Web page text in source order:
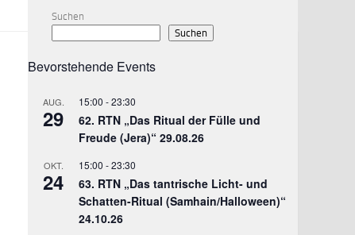
Suchen
Suchen
Bevorstehende Events
AUG.
29
15:00 -23:30
62. RTN „Das Ritual der Fülle und
Freude (Jera)“ 29.08.26
OKT.
24
15:00 -23:30
63. RTN „Das tantrische Licht- und
Schatten-Ritual (Samhain/Halloween)“
24.10.26